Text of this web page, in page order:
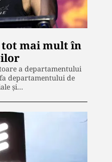
tot mai mult în
a departamentului
departamentului de
și…